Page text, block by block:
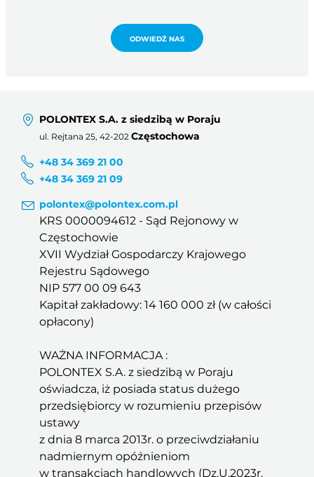
ODWIEDŹ NAS
POLONTEX S.A. z siedzibą w Poraju
ul. Rejtana 25, 42-202 Częstochowa
+48 34 369 21 00
+48 34 369 21 09
polontex@polontex.com.pl
KRS 0000094612 - Sąd Rejonowy w
Częstochowie
XVII Wydział Gospodarczy Krajowego
Rejestru Sądowego
NIP 577 00 09 643
Kapitał zakładowy: 14 160 000 zł (w całości
opłacony)
WAŻNA INFORMACJA :
POLONTEX S.A. z siedzibą w Poraju
oświadcza, iż posiada status dużego
przedsiębiorcy w rozumieniu przepisów
ustawy
z dnia 8 marca 2013r. o przeciwdziałaniu
nadmiernym opóźnieniom
w transakcjach handlowych (Dz.U.2023r.